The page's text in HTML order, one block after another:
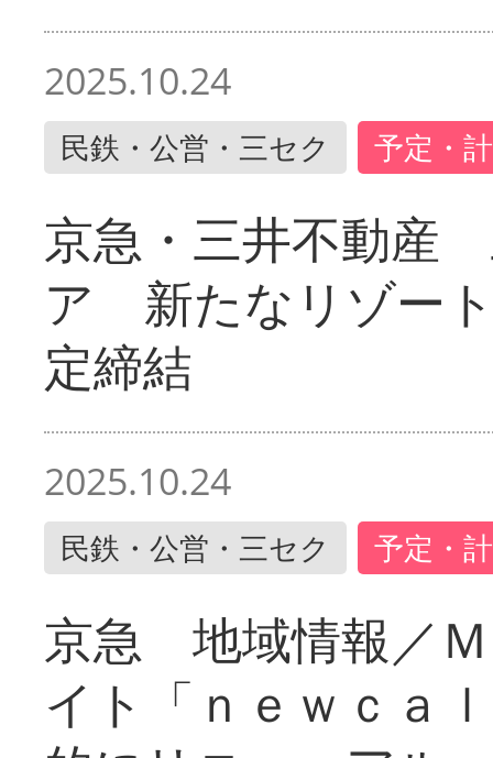
2025.10.24
民鉄・公営・三セク 予定・
京急・三井不動産
ア 新たなリゾー
定締結
2025.10.24
民鉄・公営・三セク 予定・
京急 地域情報／
イト「ｎｅｗｃａ